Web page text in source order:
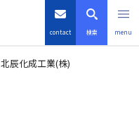
contact 検索 menu
北辰化成工業(株)